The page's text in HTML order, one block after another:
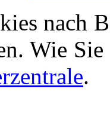
nach
Wie
.